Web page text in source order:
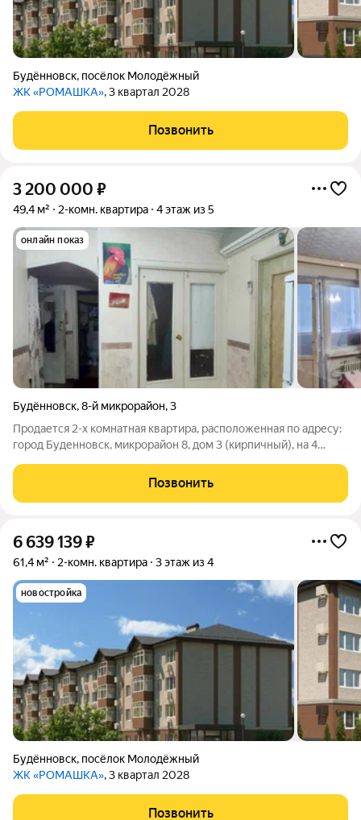
Будённовск, посёлок Молодёжный
ЖК «РОМАШКА», 3 квартал 2028
Позвонить
3 200 000 ₽
49,4 м² 2-комн. квартира 4 этаж из 5
онлайн показ
Будённовск,8-й микрорайон,3
Продается 2-х комнатная квартира, расположенная по адресу:
город Буденновск, микрорайон 8, дом 3 (кирпичный), на 4
(площадь 7,5 м2), гардеробная, санузел раздельный, лоджия (4
м) утеплена и
Позвонить
6 639 139₽
61,4 м² 2-комн. квартира 3 этаж из 4
новостройка
Будённовск, посёлок Молодёжный
ЖК «РОМАШКА», 3 квартал 2028
Позвонить